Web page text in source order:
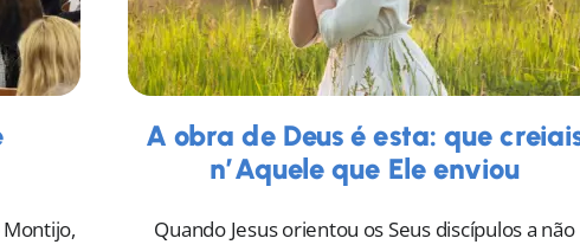
A obra de Deus é esta: que
n’Aquele que Ele enviou
Quando Jesus orientou os Seus discípulos a não